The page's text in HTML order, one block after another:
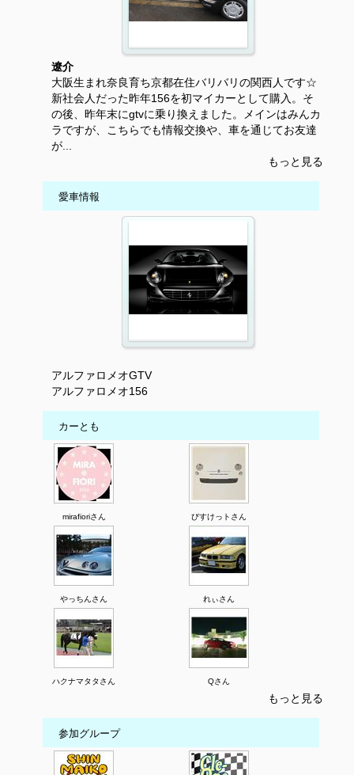
遼介
大阪生まれ奈良育ち京都在住バリバリの関西人です☆
新社会人だった昨年156を初マイカーとして購入。そ
の後、昨年末にgtvに乗り換えました。メインはみんカ
ラですが、こちらでも情報交換や、車を通じてお友達
が...
もっと見る
愛車情報
アルファロメオGTV
アルファロメオ156
カーとも
mirafioriさん びすけっトさん
やっちんさん れぃさん
ハクナマタタさん Qさん
もっと見る
参加グループ